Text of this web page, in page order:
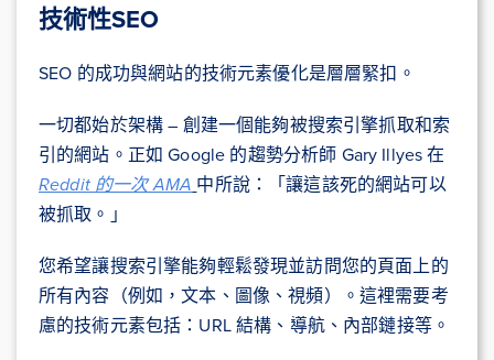
技術性SEO
SEO 的成功與網站的技術元素優化是層層緊扣。
一切都始於架構 – 創建一個能夠被搜索引擎抓取和索
引的網站。正如 Google 的趨勢分析師 Gary Illyes 在
Reddit 的一次 AMA 中所說：「讓這該死的網站可以
被抓取。」
您希望讓搜索引擎能夠輕鬆發現並訪問您的頁面上的
所有內容（例如，文本、圖像、視頻）。這裡需要考
慮的技術元素包括：URL 結構、導航、內部鏈接等。